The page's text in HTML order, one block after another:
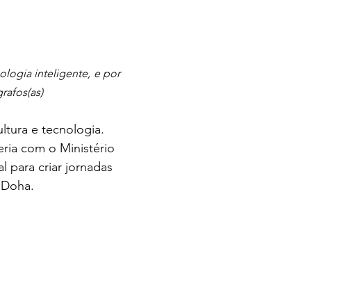
, líder em vendas de fotos e vídeos com tecnologia inteligente, e por
e tecnologia.
com o Ministério
para criar jornadas